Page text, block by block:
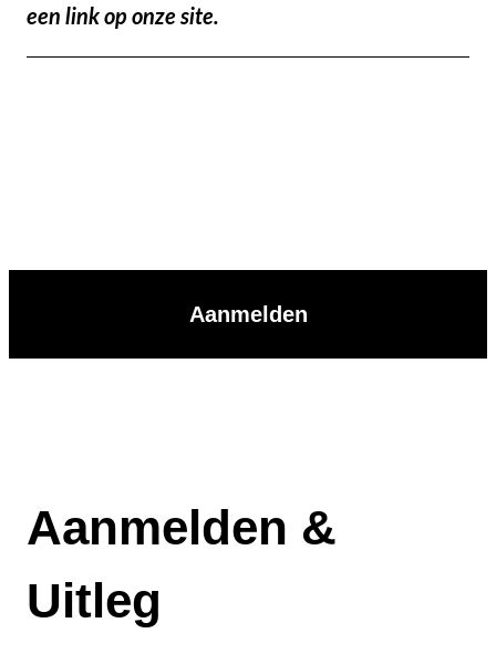
een link op onze site.
Aanmelden
Aanmelden &
Uitleg